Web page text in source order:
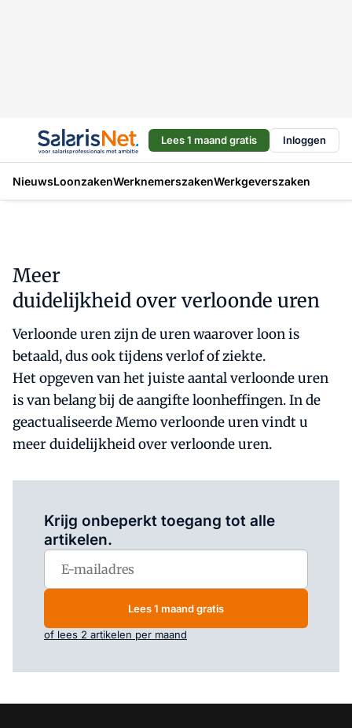
Lees 1 maand gratis Inloggen
NieuwsLoonzakenWerknemerszakenWerkgeverszaken
Meer
duidelijkheid over verloonde uren
Verloonde uren zijn de uren waarover loon is
betaald, dus ook tijdens verlof of ziekte.
Het opgeven van het juiste aantal verloonde uren
is van belang bij de aangifte loonheffingen. In de
geactualiseerde Memo verloonde uren vindt u
meer duidelijkheid over verloonde uren.
Krijg onbeperkt toegang tot alle
artikelen.
Lees 1 maand gratis
of lees 2 artikelen per maand